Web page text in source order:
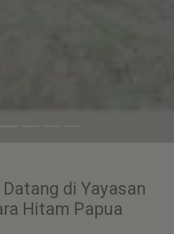
di Yayasan
Hitam Papua